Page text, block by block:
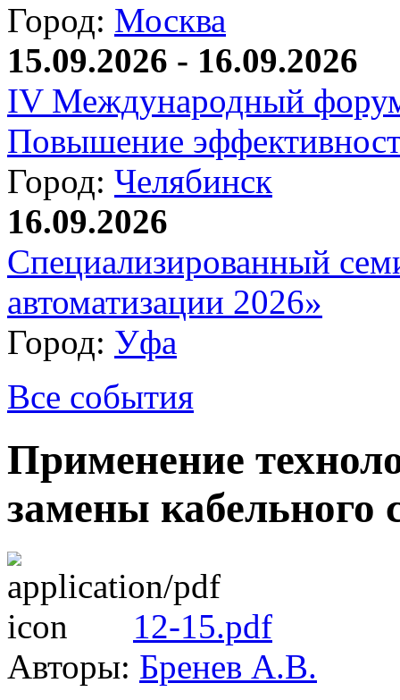
Город: Москва
15.09.2026 - 16.09.2026
IV Международный
Повышение
Город: Челябинск
16.09.2026
Специализированный
автоматизации 2026»
Город: Уфа
Все события
Применение
замены кабельного
12-15.pdf
Авторы: Бренев А.В.